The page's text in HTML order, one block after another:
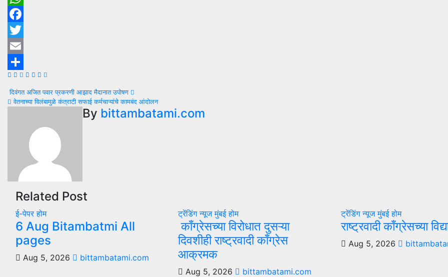
WhatsApp
Facebook
Twitter
Email
Share
Post
navigation
दिवंगत अजित पवार प्रकरणी आझाद मैदानात उपोषण
वेतनाच्या विलंबामुळे कंत्राटी सफाई कर्मचाऱ्यांचे कामबंद आंदोलन
By bittambatami.com
Related Post
ई-पेपरहोम
6 Aug Bitambatmi All
pages
Aug 5, 2026 bittambatami.com
ट्रेंडिंग न्यूजमुंबईहोम
काँग्रेसच्या विरोधात दुसऱ्या
दिवशीही राष्ट्रवादी काँग्रेस
आक्रमक
Aug 5, 2026 bittambatami.com
ट्रेंडिंग न्यूजमुंबईहोम
राष्ट्रवादी काँग्रेसच्या
Aug 5, 2026